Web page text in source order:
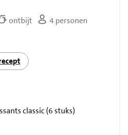
ontbijt
4 personen
classic (6 stuks)